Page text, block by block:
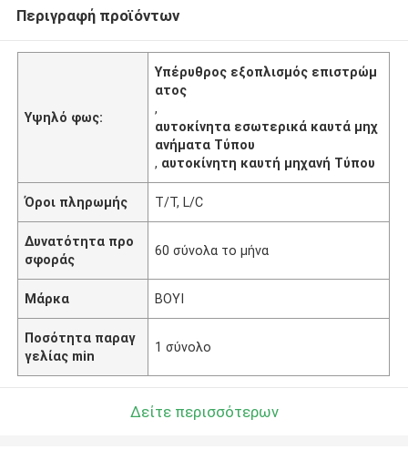
Περιγραφή προϊόντων
Υψηλό φως:
Υπέρυθρος εξοπλισμός επιστρώμ
ατος
,
αυτοκίνητα εσωτερικά καυτά μηχ
ανήματα Τύπου
, αυτοκίνητη καυτή μηχανή Τύπου
Όροι πληρωμής T/T, L/C
Δυνατότητα προ
σφοράς
60 σύνολα το μήνα
Μάρκα BOYI
Ποσότητα παραγ
γελίας min
1 σύνολο
Δείτε περισσότερων